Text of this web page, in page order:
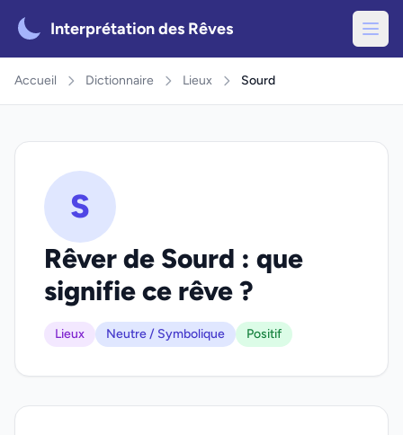
Interprétation des Rêves
Accueil Dictionnaire Lieux Sourd
S
Rêver de Sourd : que
signifie ce rêve ?
Lieux Neutre / Symbolique Positif